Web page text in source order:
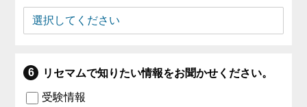
リセマムで知りたい情報をお聞かせください。
受験情報